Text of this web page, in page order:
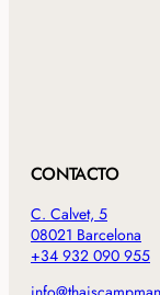
CONTACTO
C. Calvet, 5
08021 Barcelona
+34 932 090 955